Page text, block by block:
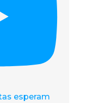
esperam